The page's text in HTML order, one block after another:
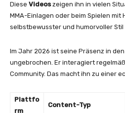
Diese Videoszeigen ihn in vielen
MMA-Einlagen oder beim Spielen mit
selbstbewusster und humorvoller Stil
Im Jahr 2026 ist seine Präsenz in den
ungebrochen. Er interagiert
Community. Das macht ihn zu einer
Plattfo
rm
Content-Typ